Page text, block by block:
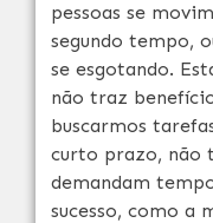
pessoas se
segundo tempo,
se esgotando.
não traz
buscarmos
curto prazo, não
demandam
sucesso, como a